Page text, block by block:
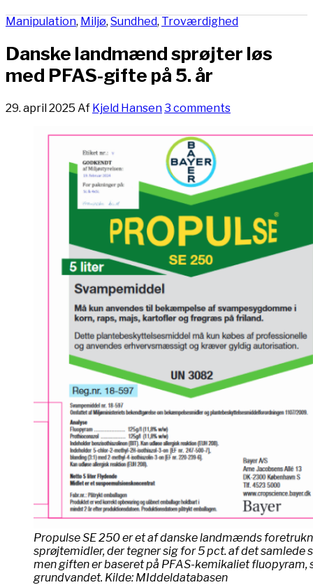
Manipulation, Miljø, Sundhed, Troværdighed
Danske landmænd sprøjter løs
med PFAS-gifte på 5. år
29. april 2025 Af Kjeld Hansen3 comments
Propulse SE 250 er et af danske landmænds
sprøjtemidler, der tegner sig for 5 pct. af det samlede
men giften er baseret på PFAS-kemikaliet fluopyram,
grundvandet. Kilde: MIddeldatabasen